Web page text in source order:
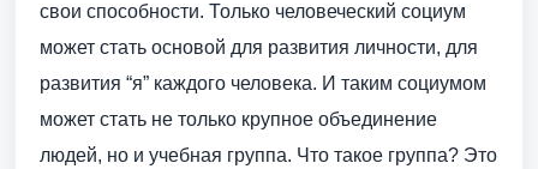
свои способности. Только человеческий социум
может стать основой для развития личности, для
развития “я” каждого человека. И таким социумом
может стать не только крупное объединение
людей, но и учебная группа. Что такое группа? Это